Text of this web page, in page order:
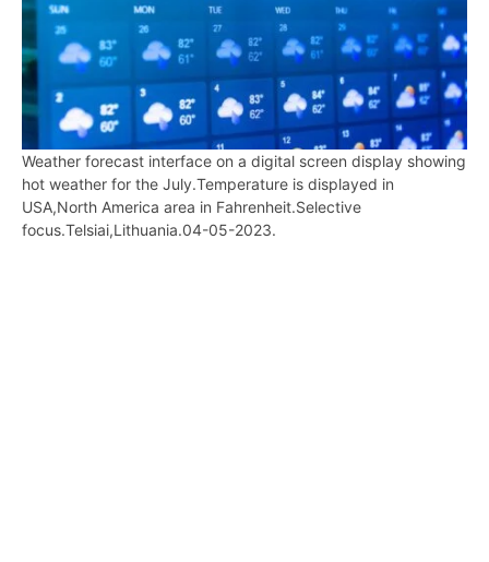
Weather forecast interface on a digital screen display showing
hot weather for the July.Temperature is displayed in
USA,North America area in Fahrenheit.Selective
focus.Telsiai,Lithuania.04-05-2023.